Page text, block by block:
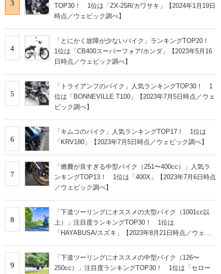
3
TOP30！ 1位は「ZX-25R/カワサキ」【2024年1月19日
時点／ウェビック調べ】
4
「とにかく故障が少ないバイク」ランキングTOP20！
1位は「CB400スーパーフォア/ホンダ」【2023年5月16
日時点／ウェビック調べ】
5
「トライアンフのバイク」人気ランキングTOP30！ 1
位は「BONNEVILLE T100」【2023年7月5日時点／ウェ
ビック調べ】
6
「キムコのバイク」人気ランキングTOP17！ 1位は
「KRV180」【2023年7月5日時点／ウェビック調べ】
7
「燃費が良すぎる中型バイク（251〜400cc）」人気ラ
ンキングTOP13！ 1位は「400X」【2023年7月6日時点
／ウェビック調べ】
8
「下道ツーリングにオススメの大型バイク（1001cc以
上）」注目度ランキングTOP30！ 1位は
「HAYABUSA/スズキ」【2023年8月21日時点／ウェビ
9
「下道ツーリングにオススメの中型バイク（126〜
250cc）」注目度ランキングTOP30！ 1位は「セロー